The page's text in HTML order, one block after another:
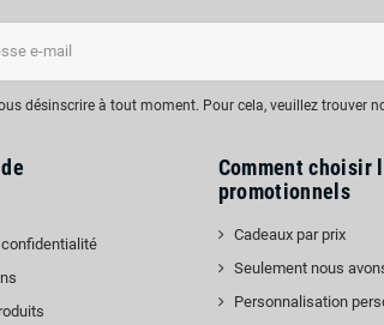
désinscrire à tout moment. Pour cela, veuillez trouver
Comment choisir
promotionnels
Cadeaux par prix
Seulement nous
Personnalisation